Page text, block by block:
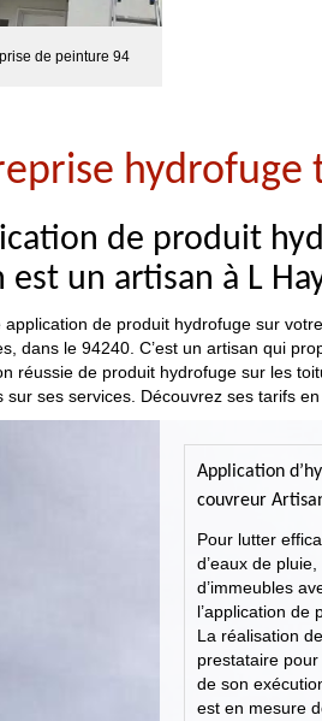
de peinture 94
hydrofuge
de produit
est un artisan à L
application de produit hydrofuge sur
dans le 94240. C’est un artisan qui
réussie de produit hydrofuge sur les
sur ses services. Découvrez ses tarifs
Application
couvreur
Pour lutter
d’eaux de
d’immeubles
l’application de
La réalisation
prestataire
de son
est en mesure